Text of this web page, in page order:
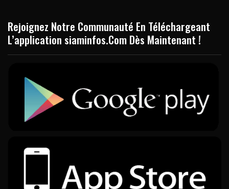
Rejoignez Notre Communauté En Téléchargeant
L’application siaminfos.Com Dès Maintenant !